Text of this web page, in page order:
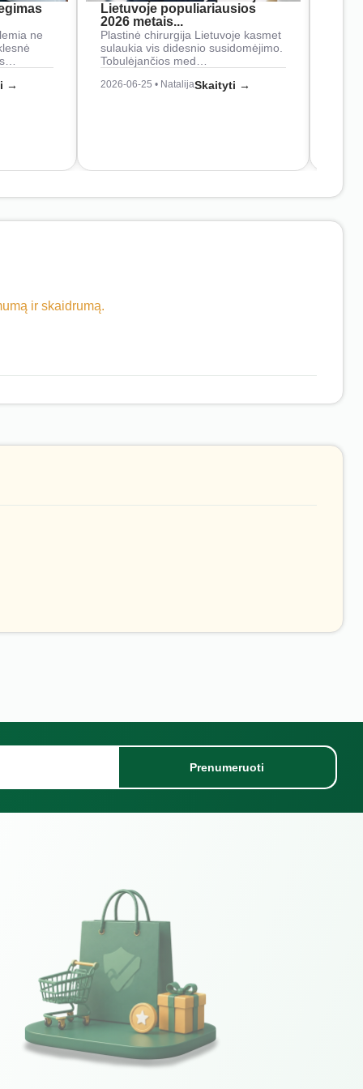
ne
→
Lietuvoje populiariausios
2026 metais...
Plastinė chirurgija Lietuvoje kasmet
sulaukia vis didesnio susidomėjimo.
Tobulėjančios med…
2026-06-25 • NatalijaSkaityti →
ir skaidrumą.
Prenumeruoti